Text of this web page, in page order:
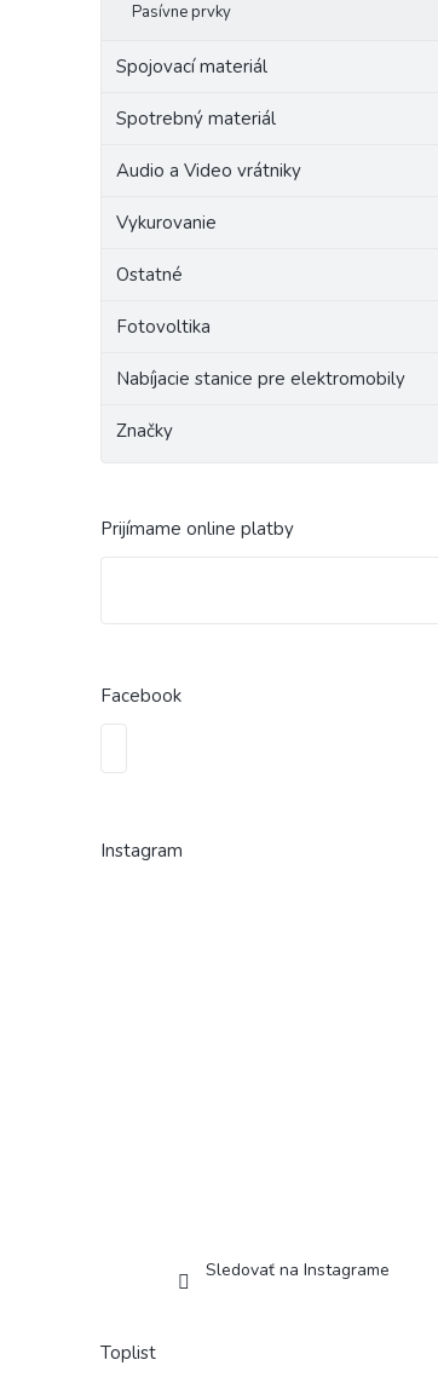
Pasívne prvky
Spojovací materiál
Spotrebný materiál
Audio a Video vrátniky
Vykurovanie
Ostatné
Fotovoltika
Nabíjacie stanice pre elektromobily
Značky
Prijímame online platby
Facebook
Instagram
Sledovať na Instagrame
Toplist